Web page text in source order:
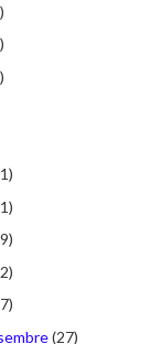
(27)